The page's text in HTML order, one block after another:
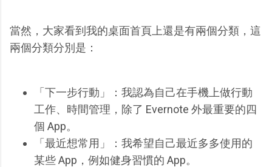
當然，大家看到我的桌面首頁上還是有兩個分類，這
兩個分類分別是：
「下一步行動」：我認為自己在手機上做行動
工作、時間管理，除了 Evernote 外最重要的四
個 App。
「最近想常用」：我希望自己最近多多使用的
某些 App，例如健身習慣的 App。